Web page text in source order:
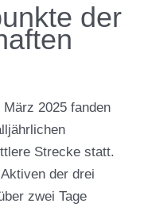
der
2025 fanden
Strecke statt.
der drei
zwei Tage